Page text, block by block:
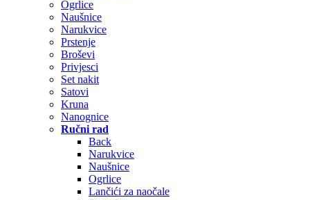
Ogrlice
Naušnice
Narukvice
Prstenje
Broševi
Privjesci
Set nakit
Satovi
Kruna
Nanognice
Ručni rad
Back
Narukvice
Naušnice
Ogrlice
Lančići za naočale